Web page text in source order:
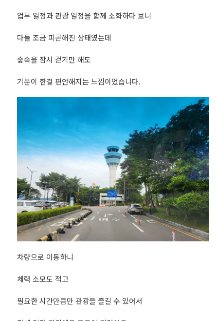
업무 일정과 관광 일정을 함께 소화하다 보니
다들 조금 피곤해진 상태였는데
숲속을 잠시 걷기만 해도
기분이 한결 편안해지는 느낌이었습니다.
차량으로 이동하니
체력 소모도 적고
필요한 시간만큼만 관광을 즐길 수 있어서